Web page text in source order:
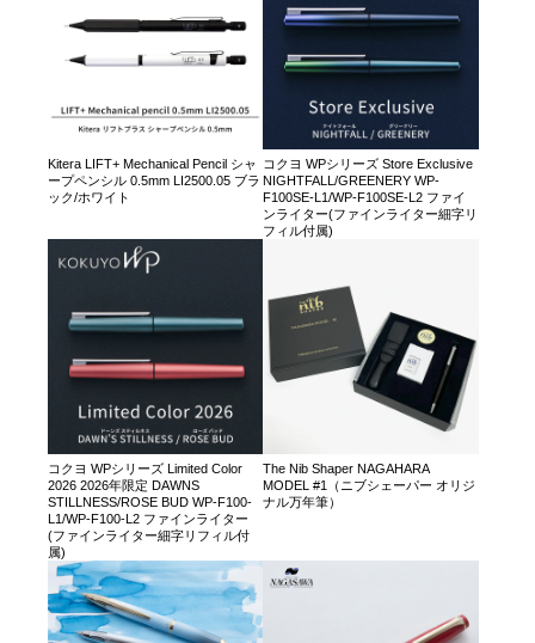
Kitera LIFT+ Mechanical Pencil シャ
ープペンシル 0.5mm LI2500.05 ブラ
ック/ホワイト
コクヨ WPシリーズ Store Exclusive
NIGHTFALL/GREENERY WP-
F100SE-L1/WP-F100SE-L2 ファイ
ンライター(ファインライター細字リ
フィル付属)
コクヨ WPシリーズ Limited Color
2026 2026年限定 DAWNS
STILLNESS/ROSE BUD WP-F100-
L1/WP-F100-L2 ファインライター
(ファインライター細字リフィル付
属)
The Nib Shaper NAGAHARA
MODEL #1（ニブシェーパー オリジ
ナル万年筆）